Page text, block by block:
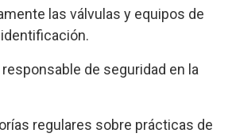
las válvulas y equipos de
responsable de seguridad en la
regulares sobre prácticas de